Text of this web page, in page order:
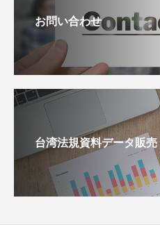
お問い合わせ
台湾法規資料データ販売